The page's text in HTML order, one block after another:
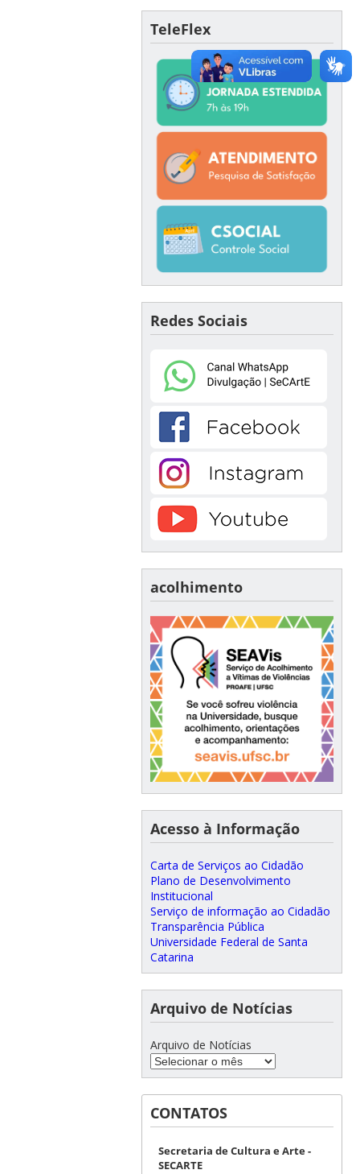
TeleFlex
Redes Sociais
acolhimento
Acesso à Informação
Carta de Serviços ao Cidadão
Plano de Desenvolvimento
Institucional
Serviço de informação ao Cidadão
Transparência Pública
Universidade Federal de Santa
Catarina
Arquivo de Notícias
Arquivo de Notícias
CONTATOS
Secretaria de Cultura e Arte -
SECARTE